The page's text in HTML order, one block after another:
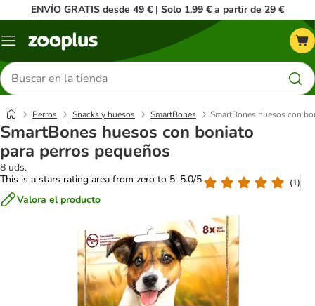
ENVÍO GRATIS desde 49 € | Solo 1,99 € a partir de 29 €
Menú
Buscar
productos
Perros Snacks y huesos SmartBones SmartBones huesos con
SmartBones huesos con boniato
para perros pequeños
8 uds.
This is a stars rating area from zero to 5: 5.0/5
(1)
Valora el producto